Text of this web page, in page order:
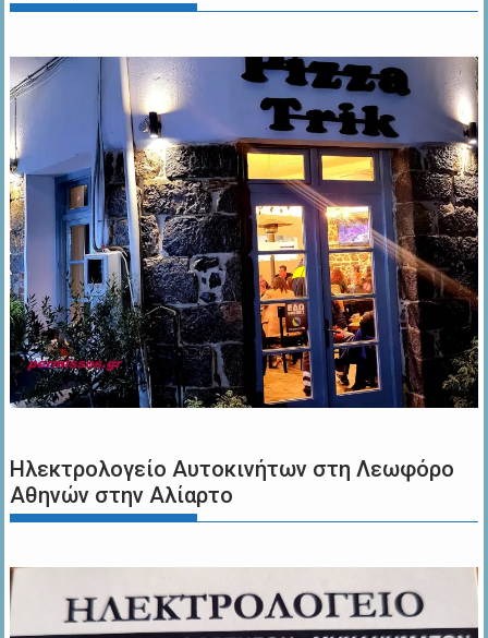
Ηλεκτρολογείο Αυτοκινήτων στη Λεωφόρο
Αθηνών στην Αλίαρτο